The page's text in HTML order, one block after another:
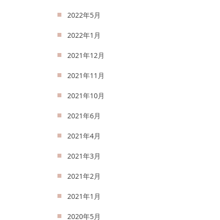
2022年5月
2022年1月
2021年12月
2021年11月
2021年10月
2021年6月
2021年4月
2021年3月
2021年2月
2021年1月
2020年5月